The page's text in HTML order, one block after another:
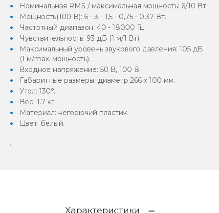
Номинальная RMS / максимальная мощность: 6/10 Вт.
Мощность(100 В): 6 - 3 - 1,5 - 0,75 - 0,37 Вт.
Частотный диапазон: 40 - 18000 Гц.
Чувствительность: 93 дБ (1 м/1 Вт).
Максимальный уровень звукового давления: 105 дБ
(1 м/max. мощность).
Входное напряжение: 50 В, 100 В.
Габаритные размеры: диаметр 266 x 100 мм.
Угол: 130°.
Вес: 1.7 кг.
Материал: негорючий пластик.
Цвет: белый.
.
Характеристики